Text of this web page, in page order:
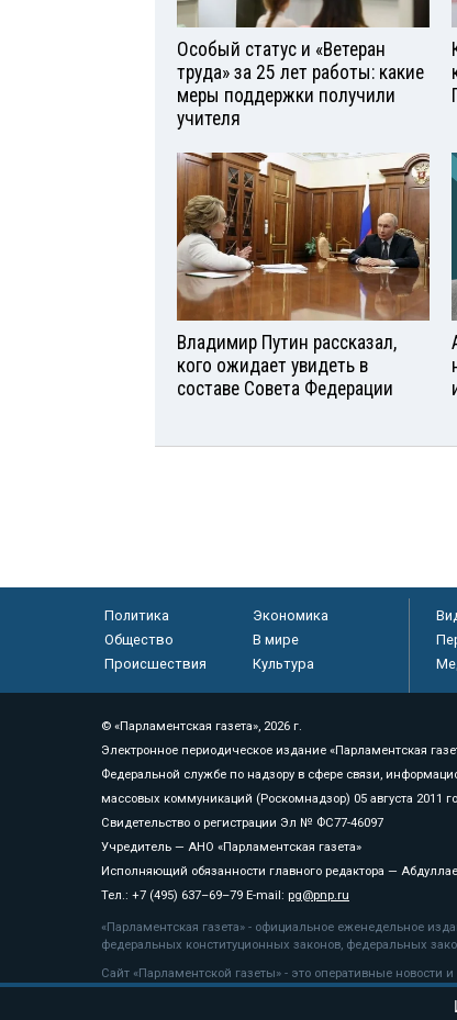
Особый статус и «Ветеран
труда» за 25 лет работы: какие
меры поддержки получили
учителя
Владимир Путин рассказал,
кого ожидает увидеть в
составе Совета Федерации
Политика
Экономика
Общество
В мире
Происшествия
Культура
© «Парламентская газета», 2026 г.
Электронное периодическое издание «Парламентская
Федеральной службе по надзору в сфере связи,
массовых коммуникаций (Роскомнадзор) 05 августа 2011
Свидетельство о регистрации Эл № ФС77-46097
Учредитель — АНО «Парламентская газета»
Исполняющий обязанности главного редактора —
Тел.: +7 (495) 637–69–79 E-mail: pg@pnp.ru
«Парламентская газета» - официальное еженедельное
федеральных конституционных законов, федеральных
Сайт «Парламентской газеты» - это оперативные новости
«Парламентской газеты» активная ссылка на pnp.ru